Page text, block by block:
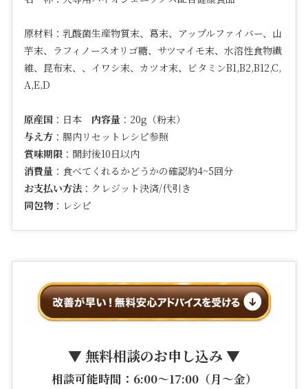
原材料： 乳酸菌生産物質末、葛末、アップルファイバー、山
芋末、ラフィノースオリゴ糖、サツマイモ末、水溶性食物繊
維、昆布末、、イワシ末、カツオ末、ビタミンB1,B2,B12,C,
A,E,D
原産国：日本 内容量：20g（粉末）
与え方：腸内リセットレシピ参照
賞味期限：開封後10日以内
消費量：食べてくれるかどうかの確認約4~5回分
お支払い方法：クレジット決済/代引き
同包物：レシピ
▼ 無料相談のお申し込み ▼
相談可能時間：6:00〜17:00（月〜金）